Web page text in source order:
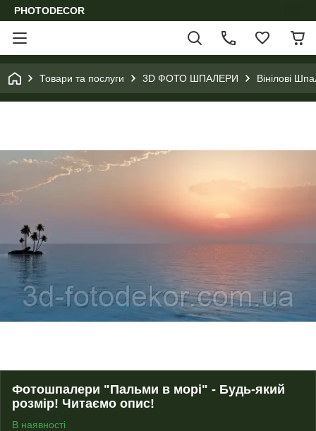
PHOTODECOR
Товари та послуги 3D ФОТО ШПАЛЕРИ Вінілові
Фотошпалери "Пальми в морі" - Будь-який
розмір! Читаємо опис!
В наявності